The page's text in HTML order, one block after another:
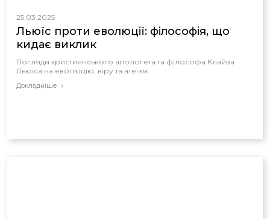
25.03.2025
Льюїс проти еволюції: філософія, що
кидає виклик
Погляди християнського апологета та філософа Клайва
Льюїса на еволюцію, віру та атеїзм.
Докладніше